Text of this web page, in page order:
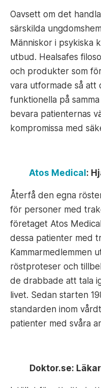
Oavsett om det
särskilda
Människor i psykiska
utbud. Healsafes
och produkter som
vara utformade så att
funktionella på
bevara patienternas
kompromissa med
Atos Medical :
Återfå den egna
för personer med
företaget Atos
dessa patienter med
Kammarmedlemmen
röstproteser och
de drabbade att tala
livet. Sedan starten
standarden inom
patienter med svåra
Doktor.se: